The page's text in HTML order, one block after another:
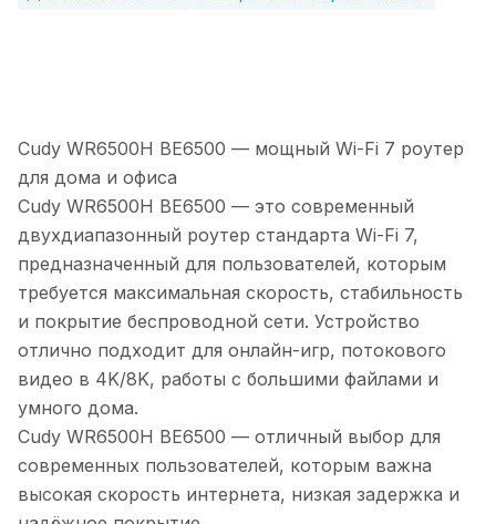
Cudy WR6500H BE6500 — мощный Wi-Fi 7 роутер
для дома и офиса
Cudy WR6500H BE6500 — это современный
двухдиапазонный роутер стандарта Wi-Fi 7,
предназначенный для пользователей, которым
требуется максимальная скорость, стабильность
и покрытие беспроводной сети. Устройство
отлично подходит для онлайн-игр, потокового
видео в 4K/8K, работы с большими файлами и
умного дома.
Cudy WR6500H BE6500 — отличный выбор для
современных пользователей, которым важна
высокая скорость интернета, низкая задержка и